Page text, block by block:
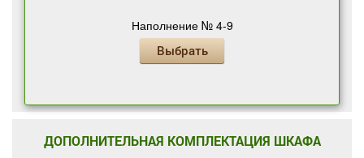
Наполнение № 4-9
Выбрать
ДОПОЛНИТЕЛЬНАЯ КОМПЛЕКТАЦИЯ ШКАФА